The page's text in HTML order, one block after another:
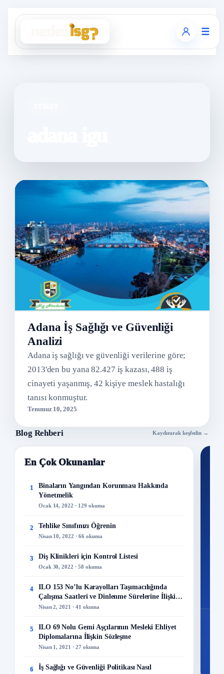
☰
Adana İş Sağlığı ve Güvenliği
Analizi
Adana iş sağlığı ve güvenliği verilerine göre;
2013'den bu yana 82.427 iş kazası, 488 iş
cinayeti yaşanmış, 42 kişiye meslek hastalığı
tanısı konmuştur.
Temmuz 10, 2025
Blog Rehberi Kaydırarak keşfedin →
En Çok Okunanlar
1
Binaların Yangından Korunması Hakkında
Yönetmelik
Ocak 14, 2022 · 129 okuma
2 Tehlike Sınıfınızı Öğrenin
Nisan 10, 2022 · 66 okuma
3 Diş Klinikleri için Kontrol Listesi
Ocak 30, 2022 · 58 okuma
4
ILO 153 No’lu Karayolları Taşımacılığında
Çalışma Saatleri ve Dinlenme Sürelerine İlişkin
Sözleşme
Nisan 2, 2021 · 41 okuma
5
ILO 69 Nolu Gemi Aşçılarının Mesleki Ehliyet
Diplomalarına İlişkin Sözleşme
Nisan 1, 2021 · 27 okuma
6
İş Sağlığı ve Güvenliği Politikası Nasıl